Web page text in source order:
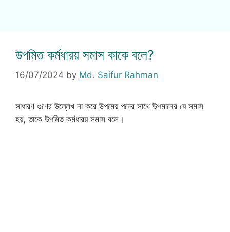
উপমিত কর্মধারয় সমাস কাকে বলে?
16/07/2024 by Md. Saifur Rahman
সাধারণ গুণের উল্লেখ না করে উপমেয় পদের সাথে উপমানের যে সমাস
হয়, তাকে উপমিত কর্মধারয় সমাস বলে।